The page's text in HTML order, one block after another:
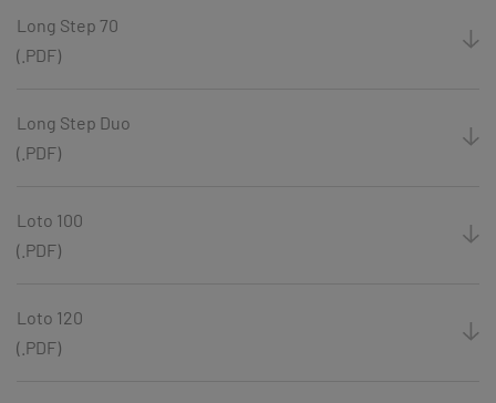
Long Step 70
(.PDF)
Long Step Duo
(.PDF)
Loto 100
(.PDF)
Loto 120
(.PDF)